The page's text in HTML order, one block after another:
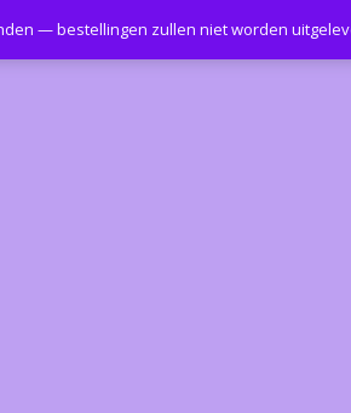
— bestellingen zullen niet worden